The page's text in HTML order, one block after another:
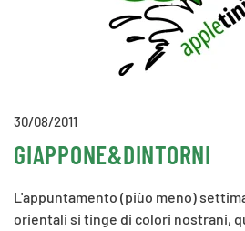
30/08/2011
GIAPPONE&DINTORNI
L'appuntamento (piùo meno)
orientali si tinge di colori nostrani,